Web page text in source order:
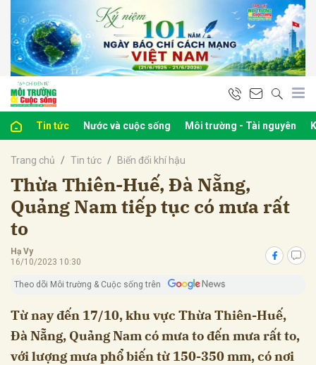
Tin tức Nước và cuộc sống Môi trường - Tài nguyên
Trang chủ Tin tức Biến đổi khí hậu
Thừa Thiên-Huế, Đà Nẵng,
Quảng Nam tiếp tục có mưa rất
to
Hạ Vy
16/10/2023 10:30
Theo dõi Môi trường & Cuộc sống trên
Từ nay đến 17/10, khu vực Thừa Thiên-Huế,
Đà Nẵng, Quảng Nam có mưa to đến mưa rất to,
với lượng mưa phổ biến từ 150-350 mm, có nơi
luận